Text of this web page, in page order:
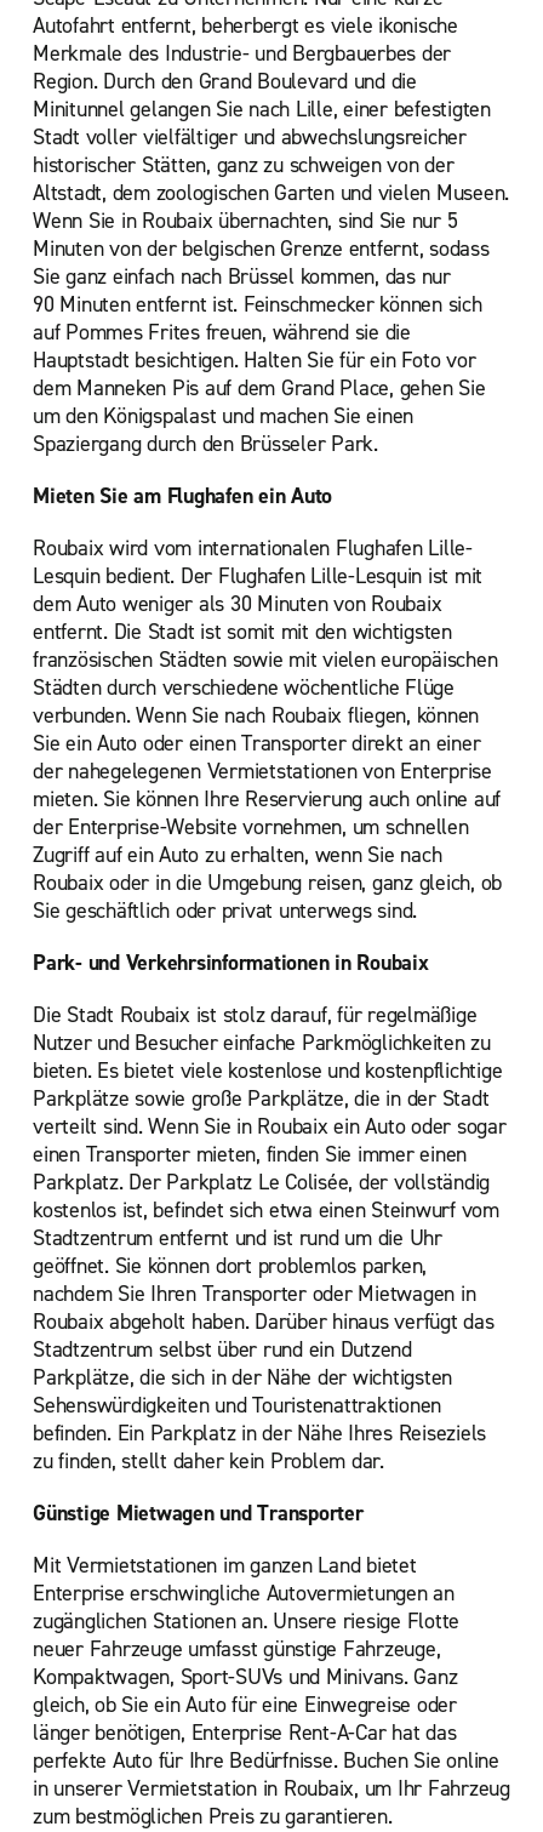
Autofahrt entfernt, beherbergt es viele ikonische
Merkmale des Industrie- und Bergbauerbes der
Region. Durch den Grand Boulevard und die
Minitunnel gelangen Sie nach Lille, einer befestigten
Stadt voller vielfältiger und abwechslungsreicher
historischer Stätten, ganz zu schweigen von der
Altstadt, dem zoologischen Garten und vielen Museen.
Wenn Sie in Roubaix übernachten, sind Sie nur 5
Minuten von der belgischen Grenze entfernt, sodass
Sie ganz einfach nach Brüssel kommen, das nur
90 Minuten entfernt ist. Feinschmecker können sich
auf Pommes Frites freuen, während sie die
Hauptstadt besichtigen. Halten Sie für ein Foto vor
dem Manneken Pis auf dem Grand Place, gehen Sie
um den Königspalast und machen Sie einen
Spaziergang durch den Brüsseler Park.
Mieten Sie am Flughafen ein Auto
Roubaix wird vom internationalen Flughafen Lille-
Lesquin bedient. Der Flughafen Lille-Lesquin ist mit
dem Auto weniger als 30 Minuten von Roubaix
entfernt. Die Stadt ist somit mit den wichtigsten
französischen Städten sowie mit vielen europäischen
Städten durch verschiedene wöchentliche Flüge
verbunden. Wenn Sie nach Roubaix fliegen, können
Sie ein Auto oder einen Transporter direkt an einer
der nahegelegenen Vermietstationen von Enterprise
mieten. Sie können Ihre Reservierung auch online auf
der Enterprise-Website vornehmen, um schnellen
Zugriff auf ein Auto zu erhalten, wenn Sie nach
Roubaix oder in die Umgebung reisen, ganz gleich, ob
Sie geschäftlich oder privat unterwegs sind.
Park- und Verkehrsinformationen in Roubaix
Die Stadt Roubaix ist stolz darauf, für regelmäßige
Nutzer und Besucher einfache Parkmöglichkeiten zu
bieten. Es bietet viele kostenlose und kostenpflichtige
Parkplätze sowie große Parkplätze, die in der Stadt
verteilt sind. Wenn Sie in Roubaix ein Auto oder sogar
einen Transporter mieten, finden Sie immer einen
Parkplatz. Der Parkplatz Le Colisée, der vollständig
kostenlos ist, befindet sich etwa einen Steinwurf vom
Stadtzentrum entfernt und ist rund um die Uhr
geöffnet. Sie können dort problemlos parken,
nachdem Sie Ihren Transporter oder Mietwagen in
Roubaix abgeholt haben. Darüber hinaus verfügt das
Stadtzentrum selbst über rund ein Dutzend
Parkplätze, die sich in der Nähe der wichtigsten
Sehenswürdigkeiten und Touristenattraktionen
befinden. Ein Parkplatz in der Nähe Ihres Reiseziels
zu finden, stellt daher kein Problem dar.
Günstige Mietwagen und Transporter
Mit Vermietstationen im ganzen Land bietet
Enterprise erschwingliche Autovermietungen an
zugänglichen Stationen an. Unsere riesige Flotte
neuer Fahrzeuge umfasst günstige Fahrzeuge,
Kompaktwagen, Sport-SUVs und Minivans. Ganz
gleich, ob Sie ein Auto für eine Einwegreise oder
länger benötigen, Enterprise Rent-A-Car hat das
perfekte Auto für Ihre Bedürfnisse. Buchen Sie online
in unserer Vermietstation in Roubaix, um Ihr Fahrzeug
zum bestmöglichen Preis zu garantieren.